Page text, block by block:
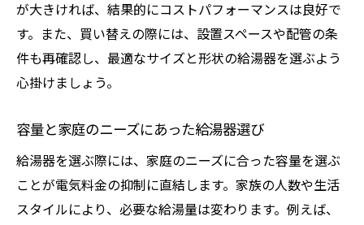
家族でできる給湯器使用の見直し
給湯器使用時に意識すべき節約ポイント
子供に教える給湯器の使い方工夫
全員参加で実現する電気料金の節約
給湯器使用の習慣化で電気代を削減
給湯器選びと使用で得られる長期的な節約効果
給湯器選びで家計に優しい選択を
が大きければ、結果的にコストパフォーマンスは良好で
す。また、買い替えの際には、設置スペースや配管の条
件も再確認し、最適なサイズと形状の給湯器を選ぶよう
心掛けましょう。
容量と家庭のニーズにあった給湯器選び
給湯器を選ぶ際には、家庭のニーズに合った容量を選ぶ
ことが電気料金の抑制に直結します。家族の人数や生活
スタイルにより、必要な給湯量は変わります。例えば、